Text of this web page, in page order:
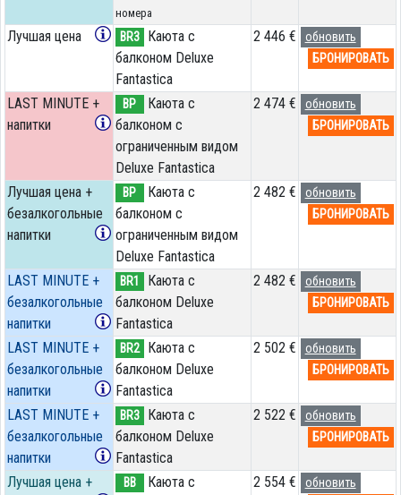
номера
Лучшая цена BR3
Каюта с
балконом Deluxe
Fantastica
2 446 €
обновить
БРОНИРОВАТЬ
LAST MINUTE +
напитки
BP
Каюта с
балконом c
ограниченным видом
Deluxe Fantastica
2 474 €
обновить
БРОНИРОВАТЬ
Лучшая цена +
безалкогольные
напитки
BP
Каюта с
балконом c
ограниченным видом
Deluxe Fantastica
2 482 €
обновить
БРОНИРОВАТЬ
LAST MINUTE +
безалкогольные
напитки
BR1
Каюта с
балконом Deluxe
Fantastica
2 482 €
обновить
БРОНИРОВАТЬ
LAST MINUTE +
безалкогольные
напитки
BR2
Каюта с
балконом Deluxe
Fantastica
2 502 €
обновить
БРОНИРОВАТЬ
LAST MINUTE +
безалкогольные
напитки
BR3
Каюта с
балконом Deluxe
Fantastica
2 522 €
обновить
БРОНИРОВАТЬ
Лучшая цена +
BB
Каюта с
2 554 €
обновить